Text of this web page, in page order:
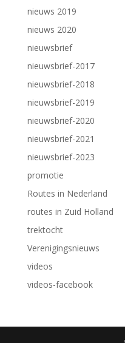
nieuws 2019
nieuws 2020
nieuwsbrief
nieuwsbrief-2017
nieuwsbrief-2018
nieuwsbrief-2019
nieuwsbrief-2020
nieuwsbrief-2021
nieuwsbrief-2023
promotie
Routes in Nederland
routes in Zuid Holland
trektocht
Verenigingsnieuws
videos
videos-facebook